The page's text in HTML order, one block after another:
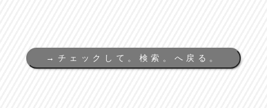
→ チェックして。検索。へ戻る。